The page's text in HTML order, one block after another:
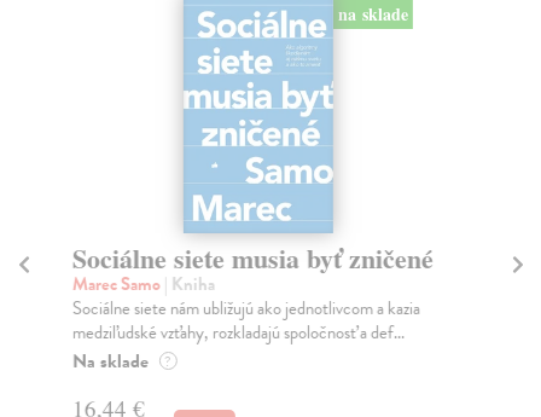
na sklade
Sociálne siete musia byť zničené
Marec Samo| Kniha
Sociálne siete nám ubližujú ako jednotlivcom a kazia
medziľudské vzťahy, rozkladajú spoločnosť a def...
Na sklade ?
16,44 €